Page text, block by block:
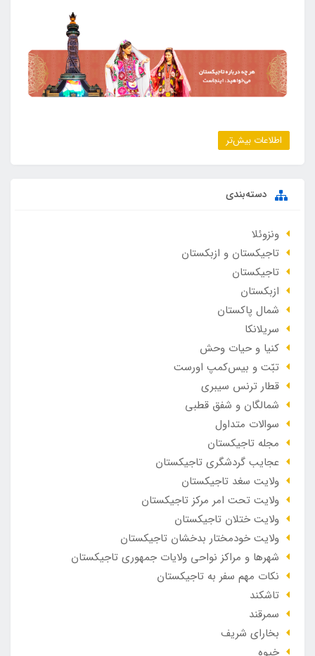
اطلاعات بیش‌تر
دسته‌بندی
ونزوئلا
تاجیکستان و ازبکستان
تاجیکستان
ازبکستان
شمال پاکستان
سریلانکا
کنیا و حیات وحش
تبّت و بیس‌کمپ اورست
قطار ترنس سیبری
شمالگان و شفق قطبی
سوالات متداول
مجله تاجیکستان
عجایب گردشگری تاجیکستان
ولایت سغد تاجیکستان
ولایت تحت امر مرکز تاجیکستان
ولایت ختلان تاجیکستان
ولایت خودمختار بدخشان تاجیکستان
شهرها و مراکز نواحی ولایات جمهوری تاجیکستان
نکات مهم سفر به تاجیکستان
تاشکند
سمرقند
بخارای شریف